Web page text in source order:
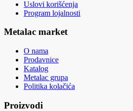
Uslovi korišćenja
Program lojalnosti
Metalac market
O nama
Prodavnice
Katalog
Metalac grupa
Politika kolačića
Proizvodi